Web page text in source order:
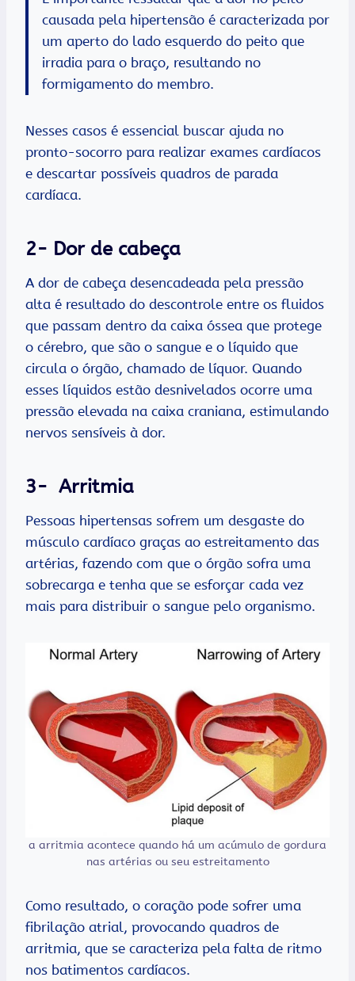
causada pela hipertensão é caracterizada por
um aperto do lado esquerdo do peito que
irradia para o braço, resultando no
formigamento do membro.
Nesses casos é essencial buscar ajuda no
pronto-socorro para realizar exames cardíacos
e descartar possíveis quadros de parada
cardíaca.
2- Dor de cabeça
A dor de cabeça desencadeada pela pressão
alta é resultado do descontrole entre os fluidos
que passam dentro da caixa óssea que protege
o cérebro, que são o sangue e o líquido que
circula o órgão, chamado de líquor. Quando
esses líquidos estão desnivelados ocorre uma
pressão elevada na caixa craniana, estimulando
nervos sensíveis à dor.
3- Arritmia
Pessoas hipertensas sofrem um desgaste do
músculo cardíaco graças ao estreitamento das
artérias, fazendo com que o órgão sofra uma
sobrecarga e tenha que se esforçar cada vez
mais para distribuir o sangue pelo organismo.
a arritmia acontece quando há um acúmulo de gordura
nas artérias ou seu estreitamento
Como resultado, o coração pode sofrer uma
fibrilação atrial, provocando quadros de
arritmia, que se caracteriza pela falta de ritmo
nos batimentos cardíacos.